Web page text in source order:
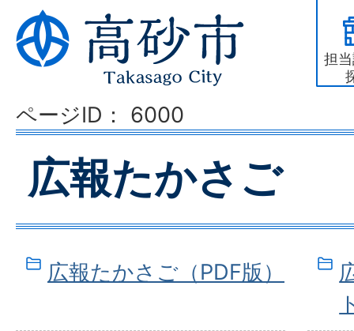
担
ページID： 6000
広報たかさご
広報たかさご（PDF版）